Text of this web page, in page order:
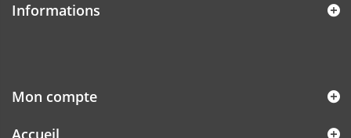
Informations
Mon compte